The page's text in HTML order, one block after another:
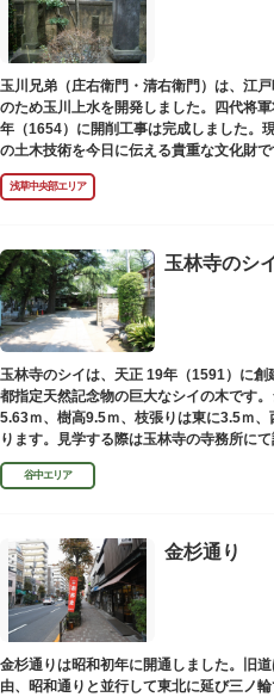
玉川兄弟（庄右衛門・清右衛門）は、江
のため玉川上水を開発しました。四代将
年（1654）に開削工事は完成しました。
の土木技術を今日に伝える貴重な文化財
じ）にあります。
浅草中央部エリア
玉林寺のシ
玉林寺のシイは、天正 19年（1591）に
都指定天然記念物の巨大なシイの木です
5.63ｍ、樹高9.5ｍ、枝張りは東に3.5ｍ
ります。見学する際は玉林寺の寺務所に
谷中エリア
金杉通り
金杉通りは昭和初年に開通しました。旧
由、昭和通りと並行して東北に延び三ノ